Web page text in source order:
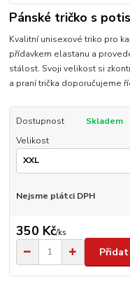
Pánské tričko s
Kvalitní unisexové triko pro
přídavkem elastanu a
stálost. Svoji velikost si
a praní trička doporučujeme
Dostupnost
Skladem
Velikost
Nejsme plátci DPH
350 Kč/ks